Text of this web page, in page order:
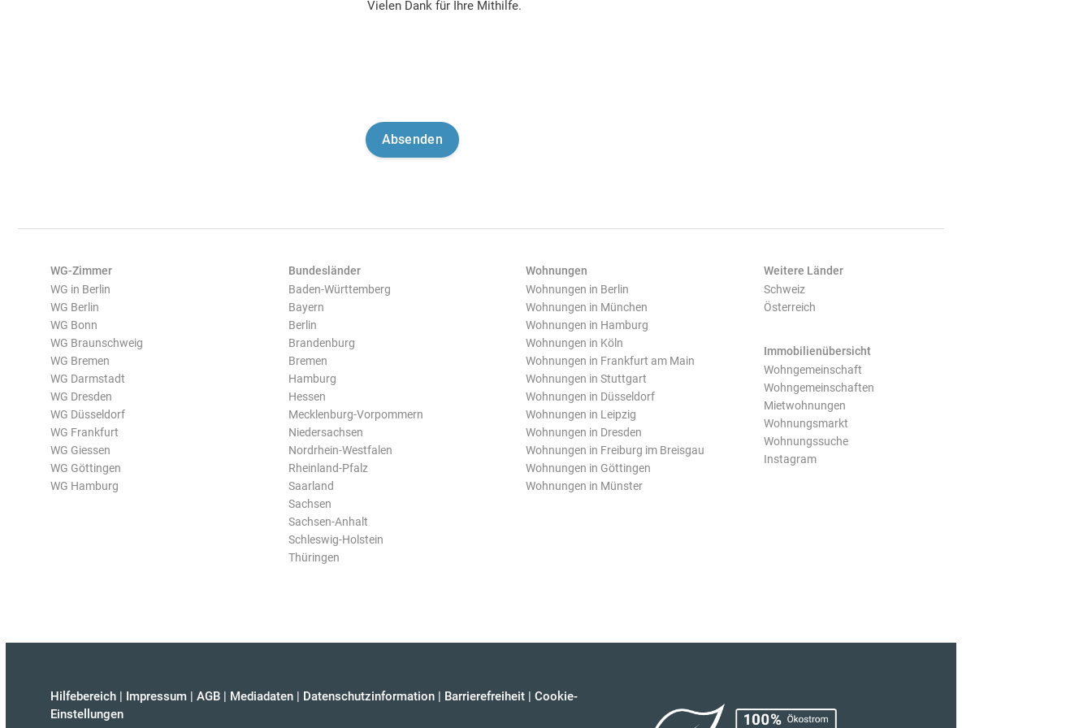
Vielen Dank für Ihre Mithilfe.
WG-Zimmer
WG in Berlin
WG Berlin
WG Bonn
WG Braunschweig
WG Bremen
WG Darmstadt
WG Dresden
WG Düsseldorf
WG Frankfurt
WG Giessen
WG Göttingen
WG Hamburg
Bundesländer
Baden-Württemberg
Bayern
Berlin
Brandenburg
Bremen
Hamburg
Hessen
Mecklenburg-Vorpommern
Niedersachsen
Nordrhein-Westfalen
Rheinland-Pfalz
Saarland
Sachsen
Sachsen-Anhalt
Schleswig-Holstein
Thüringen
Wohnungen
Wohnungen in Berlin
Wohnungen in München
Wohnungen in Hamburg
Wohnungen in Köln
Wohnungen in Frankfurt am Main
Wohnungen in Stuttgart
Wohnungen in Düsseldorf
Wohnungen in Leipzig
Wohnungen in Dresden
Wohnungen in Freiburg im Breisgau
Wohnungen in Göttingen
Wohnungen in Münster
Weitere Länder
Schweiz
Österreich
Immobilienübersicht
Wohngemeinschaft
Wohngemeinschaften
Mietwohnungen
Wohnungsmarkt
Wohnungssuche
Instagram
Hilfebereich | Impressum | AGB | Mediadaten | Datenschutzinformation | Barrierefreiheit | Cookie-
Einstellungen